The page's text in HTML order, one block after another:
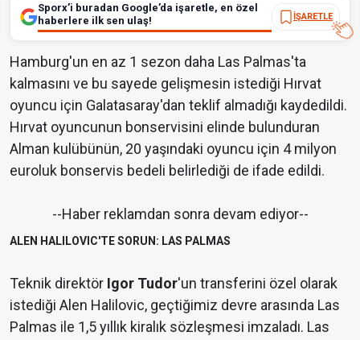
Sporx’i buradan Google’da işaretle, en özel
haberlere ilk sen ulaş!
İŞARETLE
Hamburg'un en az 1 sezon daha Las Palmas'ta
kalmasını ve bu sayede gelişmesin istediği Hırvat
oyuncu için Galatasaray'dan teklif almadığı kaydedildi.
Hırvat oyuncunun bonservisini elinde bulunduran
Alman kulübünün, 20 yaşındaki oyuncu için 4 milyon
euroluk bonservis bedeli belirlediği de ifade edildi.
--Haber reklamdan sonra devam ediyor--
ALEN HALILOVIC'TE SORUN: LAS PALMAS
Teknik direktör Igor Tudor'un transferini özel olarak
istediği Alen Halilovic, geçtiğimiz devre arasında Las
Palmas ile 1,5 yıllık kiralık sözleşmesi imzaladı. Las